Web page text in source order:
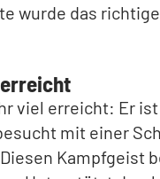
wurde das
viel erreicht: Er
mit einer
Kampfgeist